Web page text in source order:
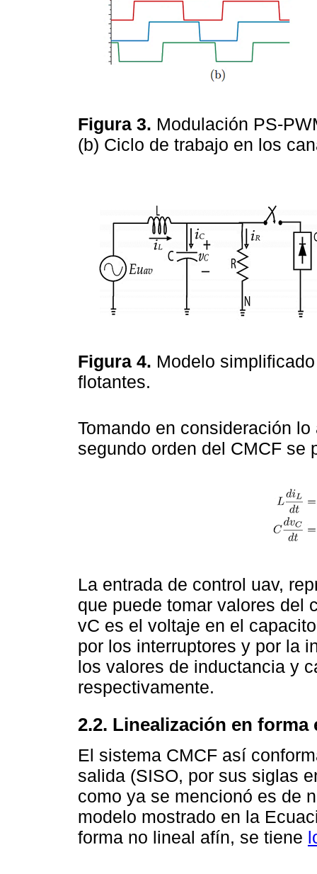
Figura 3. Modulación PS-
(b) Ciclo de trabajo en los
Figura 4. Modelo
flotantes.
Tomando en consideración
segundo orden del CMCF
La entrada de control uav,
que puede tomar valores del
vC es el voltaje en el
por los interruptores y por la
los valores de inductancia y
respectivamente.
2.2. Linealización en forma
El sistema CMCF así
salida (SISO, por sus siglas
como ya se mencionó es de
modelo mostrado en la
forma no lineal afín, se tiene